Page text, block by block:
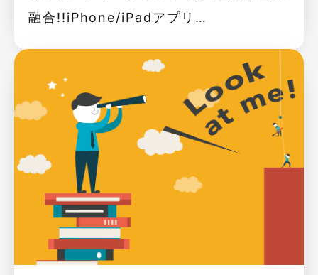
融合!!iPhone/iPadアプリ